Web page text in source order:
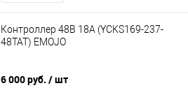
Контроллер 48В 18А (YCKS169-237-
48TAT) EMOJO
6 000 руб. / шт